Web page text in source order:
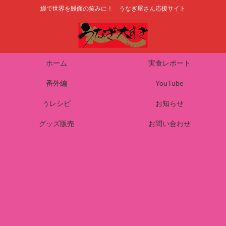
鰻で世界を鰻面の笑みに！ うなぎ屋さん応援サイト
ホーム 実食レポート
番外編 YouTube
うレシピ お知らせ
グッズ販売 お問い合わせ